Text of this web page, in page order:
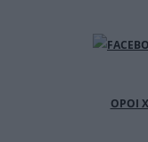
ΟΡΟΙ